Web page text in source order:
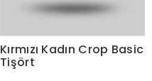
Kırmızı Kadın Crop Basic
Tişört